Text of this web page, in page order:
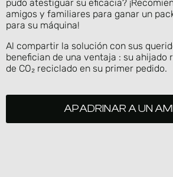
pudo atestiguar su eficacia?
amigos y familiares para ganar un
para su máquina!
Al compartir la solución con sus
benefician de una ventaja : su ahijado
de CO₂ reciclado en su primer pedido.
APADRINAR A UN